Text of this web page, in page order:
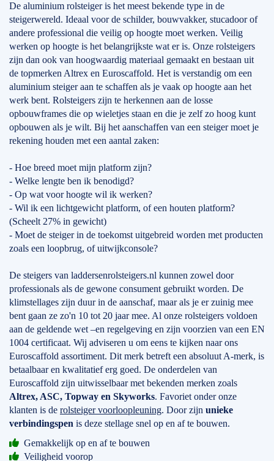
De aluminium rolsteiger is het meest bekende type in de
steigerwereld. Ideaal voor de schilder, bouwvakker, stucadoor of
andere professional die veilig op hoogte moet werken. Veilig
werken op hoogte is het belangrijkste wat er is. Onze rolsteigers
zijn dan ook van hoogwaardig materiaal gemaakt en bestaan uit
de topmerken Altrex en Euroscaffold. Het is verstandig om een
aluminium steiger aan te schaffen als je vaak op hoogte aan het
werk bent. Rolsteigers zijn te herkennen aan de losse
opbouwframes die op wieletjes staan en die je zelf zo hoog kunt
opbouwen als je wilt. Bij het aanschaffen van een steiger moet je
rekening houden met een aantal zaken:
- Hoe breed moet mijn platform zijn?
- Welke lengte ben ik benodigd?
- Op wat voor hoogte wil ik werken?
- Wil ik een lichtgewicht platform, of een houten platform?
(Scheelt 27% in gewicht)
- Moet de steiger in de toekomst uitgebreid worden met producten
zoals een loopbrug, of uitwijkconsole?
De steigers van laddersenrolsteigers.nl kunnen zowel door
professionals als de gewone consument gebruikt worden. De
klimstellages zijn duur in de aanschaf, maar als je er zuinig mee
bent gaan ze zo'n 10 tot 20 jaar mee. Al onze rolsteigers voldoen
aan de geldende wet –en regelgeving en zijn voorzien van een EN
1004 certificaat. Wij adviseren u om eens te kijken naar ons
Euroscaffold assortiment. Dit merk betreft een absoluut A-merk, is
betaalbaar en kwalitatief erg goed. De onderdelen van
Euroscaffold zijn uitwisselbaar met bekenden merken zoals
Altrex, ASC, Topway en Skyworks. Favoriet onder onze
klanten is de rolsteiger voorloopleuning. Door zijn unieke
verbindingspen is deze stellage snel op en af te bouwen.
Gemakkelijk op en af te bouwen
Veiligheid voorop